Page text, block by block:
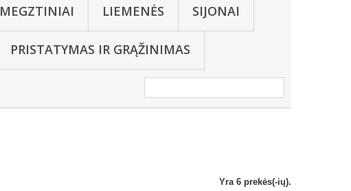
MEGZTINIAI LIEMENĖS SIJONAI
PRISTATYMAS IR GRĄŽINIMAS
Yra 6 prekės(-ių).